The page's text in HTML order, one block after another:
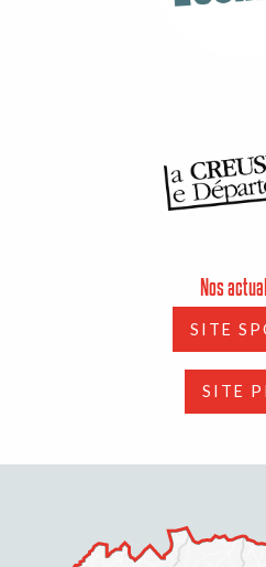
Nos
SITE
SITE